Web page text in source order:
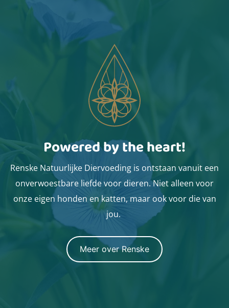
Powered by the heart!
Renske Natuurlijke Diervoeding is ontstaan vanuit een
onverwoestbare liefde voor dieren. Niet alleen voor
onze eigen honden en katten, maar ook voor die van
jou.
Meer over Renske